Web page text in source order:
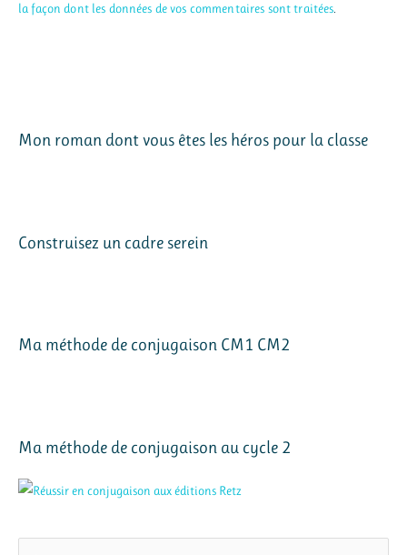
la façon dont les données de vos commentaires sont traitées.
Mon roman dont vous êtes les héros pour la classe
Construisez un cadre serein
Ma méthode de conjugaison CM1 CM2
Ma méthode de conjugaison au cycle 2